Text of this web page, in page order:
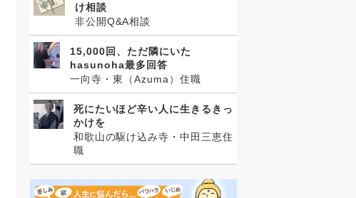
け相談
非公開Q&A相談
15,000回、ただ隣にいた
hasunoha最多回答
一向寺・東（Azuma）住職
死にたいほど辛い人に生きるきっ
かけを
和歌山の駆け込み寺・中田三恵住
職